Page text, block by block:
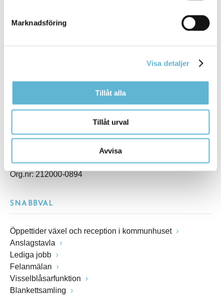
Marknadsföring
Visa detaljer
Tillåt alla
Tillåt urval
Avvisa
Box 18, 295 21 Bromölla
kommunstyrelsen@bromolla.se
Fax: 0456-82 22 00
Org.nr: 212000-0894
SNABBVAL
Öppettider växel och reception i kommunhuset
Anslagstavla
Lediga jobb
Felanmälan
Visselblåsarfunktion
Blankettsamling